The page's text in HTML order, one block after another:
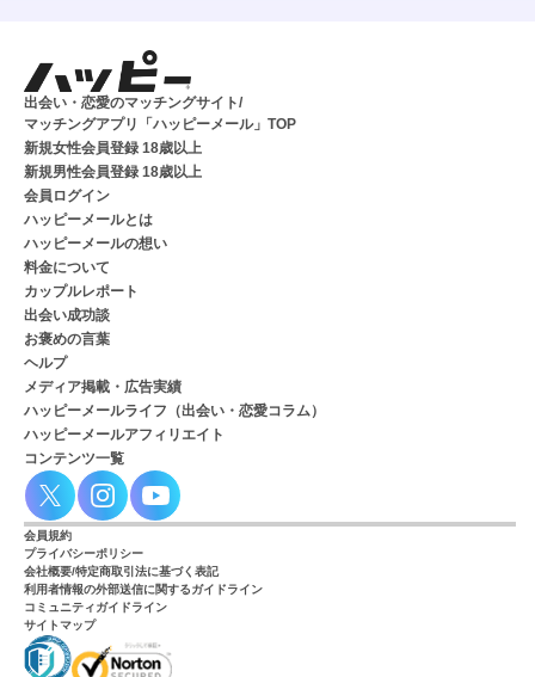
出会い・恋愛のマッチングサイト/
マッチングアプリ「ハッピーメール」TOP
新規女性会員登録 18歳以上
新規男性会員登録 18歳以上
会員ログイン
ハッピーメールとは
ハッピーメールの想い
料金について
カップルレポート
出会い成功談
お褒めの言葉
ヘルプ
メディア掲載・広告実績
ハッピーメールライフ（出会い・恋愛コラム）
ハッピーメールアフィリエイト
コンテンツ一覧
会員規約
プライバシーポリシー
会社概要/特定商取引法に基づく表記
利用者情報の外部送信に関するガイドライン
コミュニティガイドライン
サイトマップ